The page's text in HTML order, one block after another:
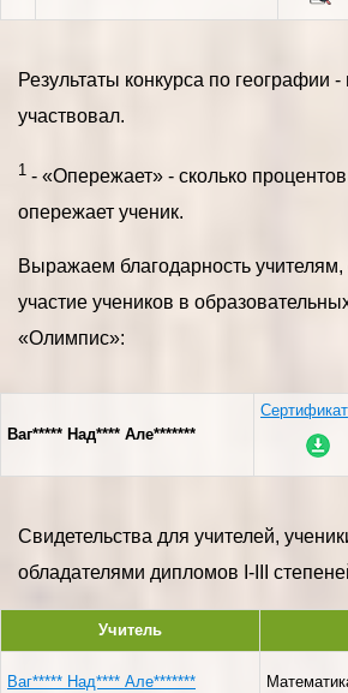
Результаты конкурса по географии -
участвовал.
1 - «Опережает» - сколько процентов
опережает ученик.
Выражаем благодарность
участие учеников в
«Олимпис»:
Ваг***** Над**** Але*******
Сертификат
Свидетельства для учителей,
обладателями дипломов I-III
Учитель
Ваг***** Над**** Але*******